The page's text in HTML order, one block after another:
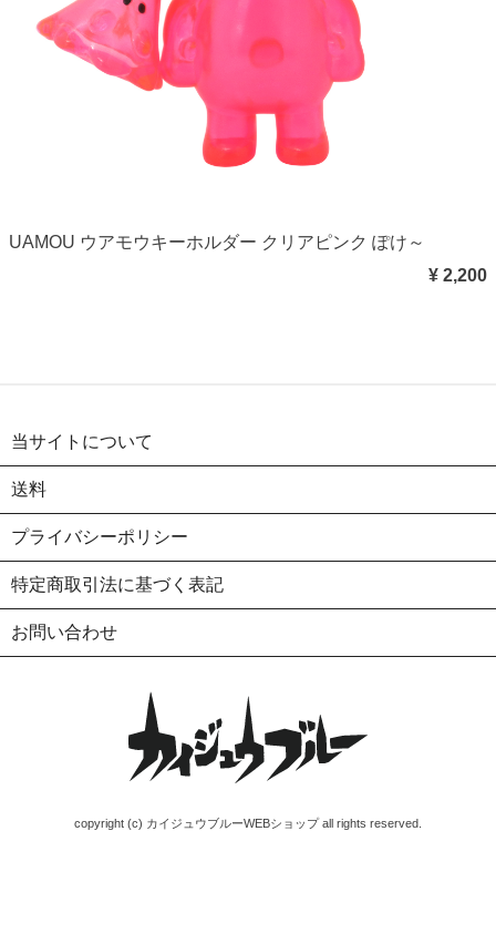
UAMOU ウアモウキーホルダー クリアピンク ぽけ～
¥ 2,200
当サイトについて
送料
プライバシーポリシー
特定商取引法に基づく表記
お問い合わせ
copyright (c) カイジュウブルーWEBショップ all rights reserved.